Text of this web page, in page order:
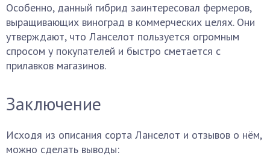
Особенно, данный гибрид заинтересовал фермеров,
выращивающих виноград в коммерческих целях. Они
утверждают, что Ланселот пользуется огромным
спросом у покупателей и быстро сметается с
прилавков магазинов.
Заключение
Исходя из описания сорта Ланселот и отзывов о нём,
можно сделать выводы: